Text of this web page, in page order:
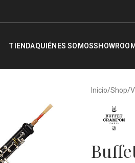
TIENDAQUIÉNES SOMOS
Inicio/Shop/